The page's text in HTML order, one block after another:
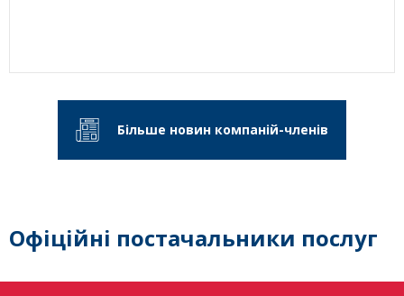
Більше новин компаній-членів
Офіційні постачальники послуг